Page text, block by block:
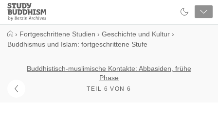
Close
Study
Buddhism
› Fortgeschrittene Studien › Geschichte und Kultur ›
Buddhismus und Islam: fortgeschrittene Stufe
Buddhistisch-muslimische Kontakte: Abbasiden, frühe
Phase
TEIL 6 VON 6